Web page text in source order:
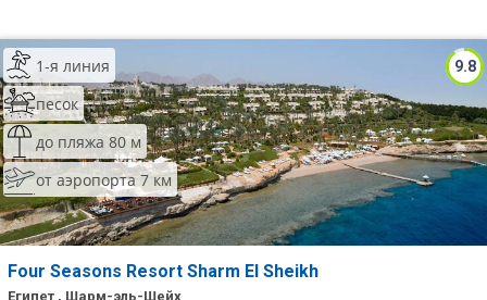
9.8
1-я линия
песок
до пляжа 80 м
от аэропорта 7 км
Four Seasons Resort Sharm El Sheikh
Египет , Шарм-эль-Шейх